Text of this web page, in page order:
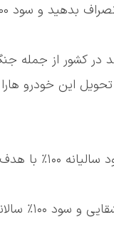
بگیرید یا قشقایی تحویل بگیرید.
در کشور از جمله
این خودرو